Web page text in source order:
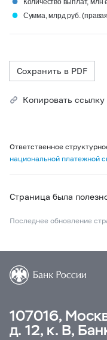
● Сумма, млрд руб.
Сохранить в PDF
Копировать ссылку
Ответственное
национальной платежной
Страница была
Последнее обновление
107016,
д. 12, к. В,